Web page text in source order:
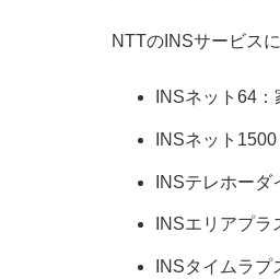
NTTのINSサービス
INSネット64
INSネット
INSテレホー
INSエリアプ
INSタイムラ